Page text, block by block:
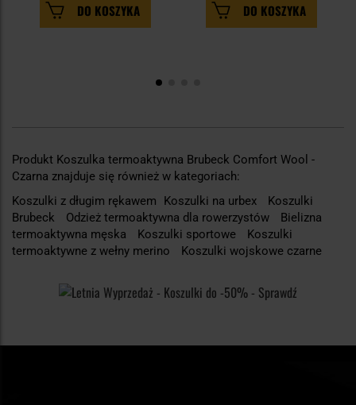
DO KOSZYKA DO KOSZYKA
Produkt Koszulka termoaktywna Brubeck Comfort Wool -
Czarna znajduje się również w kategoriach:
Koszulki z długim rękawem
Koszulki na urbex
Koszulki
Brubeck
Odzież termoaktywna dla rowerzystów
Bielizna
termoaktywna męska
Koszulki sportowe
Koszulki
termoaktywne z wełny merino
Koszulki wojskowe czarne